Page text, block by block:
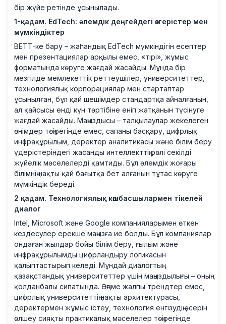
бір жүйе ретінде ұсынылады.
1-қадам. EdTech: әлемдік деңгейдегі өзгерістер мен
мүмкіндіктер
BETT-ке бару – жаһандық EdTech мүмкіндігін есептер
мен презентациялар арқылы емес, «тірі», жұмыс
форматында көруге жағдай жасайды. Мұнда бір
мезгілде мемлекеттік реттеушілер, университеттер,
технологиялық корпорациялар мен стартаптар
ұсынылған, бұл қай шешімдер стандартқа айналғанын,
ал қайсысы енді күн тәртібіне еніп жатқанын түсінуге
жағдай жасайды. Маңыздысы – талқылаулар жекелеген
өнімдер төңірегінде емес, сапаны басқару, цифрлық
инфрақұрылым, деректер аналитикасы және білім беру
үдерістеріндегі жасанды интеллекттің рөлі секілді
жүйелік мәселелерді қамтиды. Бұл әлемдік жоғары
білімнің нақты қай бағытқа бет алғанын тұтас көруге
мүмкіндік береді.
2 қадам. Технологиялық көшбасшылармен тікелей
диалог
Intel, Microsoft және Google компанияларымен өткен
кездесулер ерекше маңызға ие болды. Бұл компаниялар
ондаған жылдар бойы білім беру, ғылым және
инфрақұрылымды цифрландыру логикасын
қалыптастырып келеді. Мұндай диалогтың
қазақстандық университеттер үшін маңыздылығы – оның
қолданбалы сипатында. Әңгіме жалпы трендтер емес,
цифрлық университеттің нақты архитектурасы,
деректермен жұмыс істеу, технология енгізудің әсерін
өлшеу сияқты практикалық мәселелер төңірегінде